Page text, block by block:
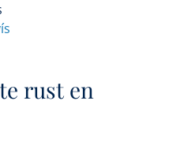
rust en